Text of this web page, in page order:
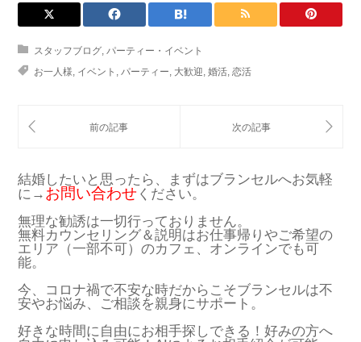
スタッフブログ パーティー・イベント
お一人様 イベント パーティー 大歓迎 婚活 恋活
結婚したいと思ったら、まずはブランセルへお気軽
に→ お問い合わせ ください。
無理な勧誘は一切行っておりません。
無料カウンセリング＆説明はお仕事帰りやご希望の
エリア（一部不可）のカフェ、オンラインでも可
能。
今、コロナ禍で不安な時だからこそブランセルは不
安やお悩み、ご相談を親身にサポート。
好きな時間に自由にお相手探しできる！好みの方へ